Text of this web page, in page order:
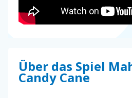
Über das Spiel
Candy Cane